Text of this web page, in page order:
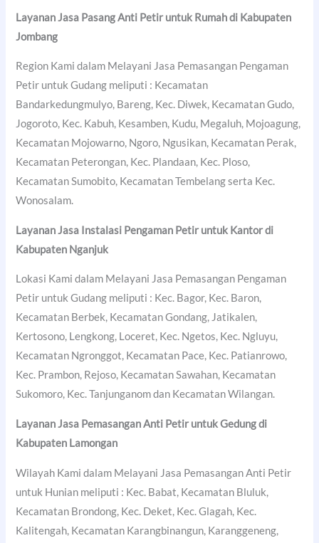
Layanan Jasa Pasang Anti Petir untuk Rumah di Kabupaten
Jombang
Region Kami dalam Melayani Jasa Pemasangan Pengaman
Petir untuk Gudang meliputi : Kecamatan
Bandarkedungmulyo, Bareng, Kec. Diwek, Kecamatan Gudo,
Jogoroto, Kec. Kabuh, Kesamben, Kudu, Megaluh, Mojoagung,
Kecamatan Mojowarno, Ngoro, Ngusikan, Kecamatan Perak,
Kecamatan Peterongan, Kec. Plandaan, Kec. Ploso,
Kecamatan Sumobito, Kecamatan Tembelang serta Kec.
Wonosalam.
Layanan Jasa Instalasi Pengaman Petir untuk Kantor di
Kabupaten Nganjuk
Lokasi Kami dalam Melayani Jasa Pemasangan Pengaman
Petir untuk Gudang meliputi : Kec. Bagor, Kec. Baron,
Kecamatan Berbek, Kecamatan Gondang, Jatikalen,
Kertosono, Lengkong, Loceret, Kec. Ngetos, Kec. Ngluyu,
Kecamatan Ngronggot, Kecamatan Pace, Kec. Patianrowo,
Kec. Prambon, Rejoso, Kecamatan Sawahan, Kecamatan
Sukomoro, Kec. Tanjunganom dan Kecamatan Wilangan.
Layanan Jasa Pemasangan Anti Petir untuk Gedung di
Kabupaten Lamongan
Wilayah Kami dalam Melayani Jasa Pemasangan Anti Petir
untuk Hunian meliputi : Kec. Babat, Kecamatan Bluluk,
Kecamatan Brondong, Kec. Deket, Kec. Glagah, Kec.
Kalitengah, Kecamatan Karangbinangun, Karanggeneng,